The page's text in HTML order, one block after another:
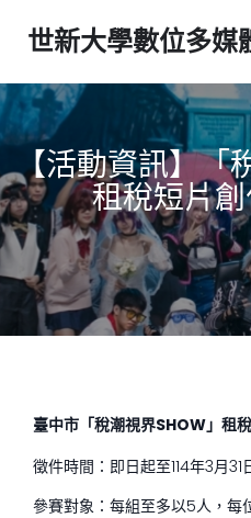
世新大學數位多媒
【活動資訊】「
租稅短片
臺中市「稅潮視界SHOW」租
徵件時間：即日起至114年3月31
參賽對象：每組至多以5人，